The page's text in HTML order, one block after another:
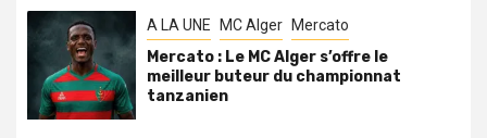
A LA UNE MC Alger Mercato
Mercato : Le MC Alger s’offre le
meilleur buteur du championnat
tanzanien